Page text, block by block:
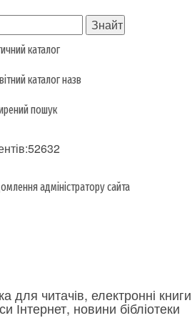
каталог
каталог назв
пошук
адміністратору сайта
для читачів, електронні
Інтернет, новини бібліотеки